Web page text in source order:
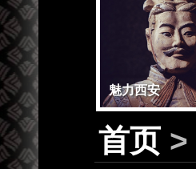
魅力西安
首页>